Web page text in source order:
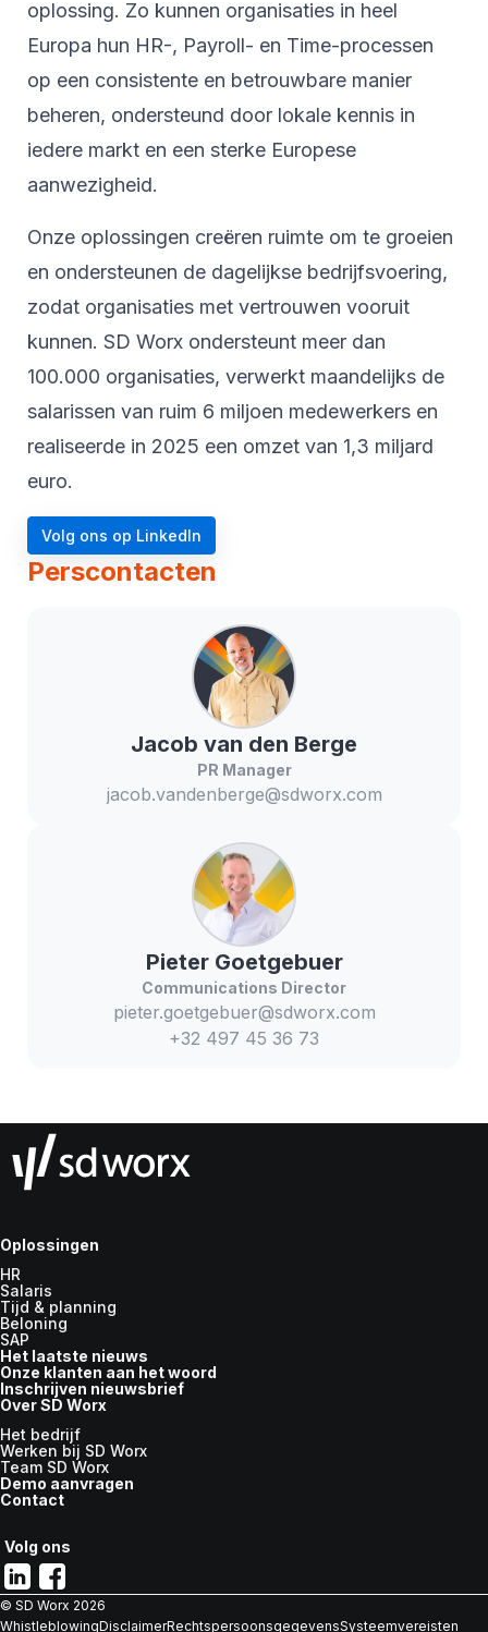
oplossing. Zo kunnen organisaties in heel
Europa hun HR-, Payroll- en Time-processen
op een consistente en betrouwbare manier
beheren, ondersteund door lokale kennis in
iedere markt en een sterke Europese
aanwezigheid.
Onze oplossingen creëren ruimte om te groeien
en ondersteunen de dagelijkse bedrijfsvoering,
zodat organisaties met vertrouwen vooruit
kunnen. SD Worx ondersteunt meer dan
100.000 organisaties, verwerkt maandelijks de
salarissen van ruim 6 miljoen medewerkers en
realiseerde in 2025 een omzet van 1,3 miljard
euro.
Volg ons op LinkedIn
Perscontacten
Jacob van den Berge
PR Manager
jacob.vandenberge@sdworx.com
Pieter Goetgebuer
Communications Director
pieter.goetgebuer@sdworx.com
+32 497 45 36 73
Oplossingen
HR
Salaris
Tijd & planning
Beloning
SAP
Het laatste nieuws
Onze klanten aan het woord
Inschrijven nieuwsbrief
Over SD Worx
Het bedrijf
Werken bij SD Worx
Team SD Worx
Demo aanvragen
Contact
Volg ons
© SD Worx 2026
WhistleblowingDisclaimerRechtspersoonsgegevensSysteemvereisten